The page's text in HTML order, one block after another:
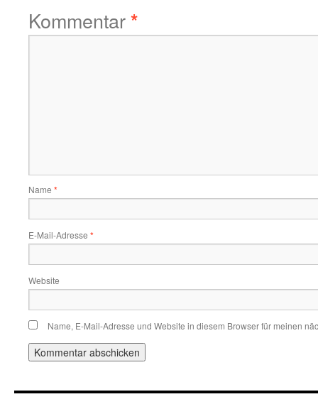
Kommentar*
Name *
E-Mail-Adresse *
Website
Name, E-Mail-Adresse und Website in diesem Browser für meinen